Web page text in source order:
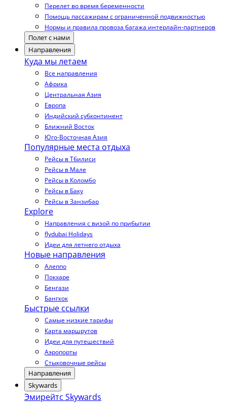
Перелет во время беременности
Помощь пассажирам с ограниченной подвижностью
Нормы и правила провоза багажа интерлайн-партнеров
Полет с нами
Направления
Куда мы летаем
Все направления
Африка
Центральная Азия
Европа
Индийский субконтинент
Ближний Восток
Юго-Восточная Азия
Популярные места отдыха
Рейсы в Тбилиси
Рейсы в Мале
Рейсы в Коломбо
Рейсы в Баку
Рейсы в Занзибар
Explore
Направления с визой по прибытии
flydubai Holidays
Идеи для летнего отдыха
Новые направления
Алеппо
Покхаре
Бенгази
Бангкок
Быстрые ссылки
Самые низкие тарифы
Карта маршрутов
Идеи для путешествий
Аэропорты
Стыковочные рейсы
Направления
Skywards
Эмирейтс Skywards